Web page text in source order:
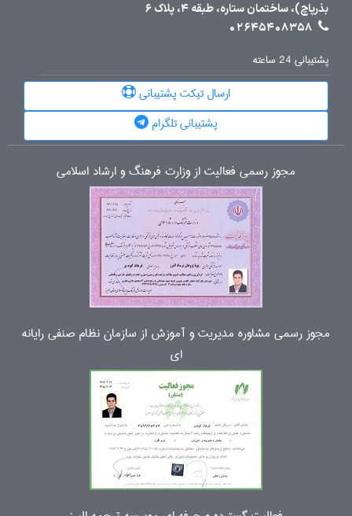
بذرپاچ)، ساختمان ستاره، طبقه 4، پلاک 6
02645408358
پشتیبانی 24 ساعته
ارسال تیکت پشتیبانی
پشتیبانی تلگرام
مجوز رسمی فعالیت از وزارت فرهنگ و ارشاد اسلامی
مجوز رسمی مشاوره مدیریت و آموزش از سازمان نظام صنفی رایانه
ای